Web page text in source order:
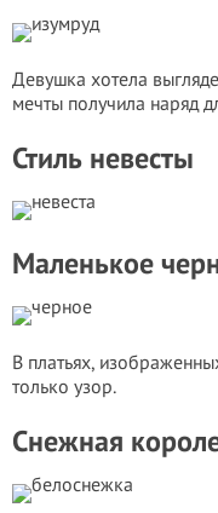
Девушка хотела
мечты получила наряд
Стиль невесты
Маленькое
В платьях,
только узор.
Снежная